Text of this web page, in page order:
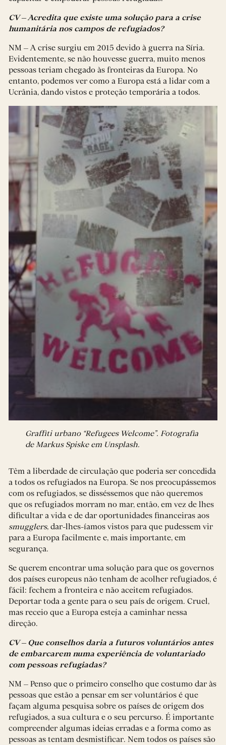
CV – Acredita que existe uma solução para a crise
humanitária nos campos de refugiados?
NM – A crise surgiu em 2015 devido à guerra na Síria.
Evidentemente, se não houvesse guerra, muito menos
pessoas teriam chegado às fronteiras da Europa. No
entanto, podemos ver como a Europa está a lidar com a
Ucrânia, dando vistos e proteção temporária a todos.
Graffiti urbano “Refugees Welcome”. Fotografia
de Markus Spiske em Unsplash.
Têm a liberdade de circulação que poderia ser concedida
a todos os refugiados na Europa. Se nos preocupássemos
com os refugiados, se disséssemos que não queremos
que os refugiados morram no mar, então, em vez de lhes
dificultar a vida e de dar oportunidades financeiras aos
smugglers, dar-lhes-íamos vistos para que pudessem vir
para a Europa facilmente e, mais importante, em
segurança.
Se querem encontrar uma solução para que os governos
dos países europeus não tenham de acolher refugiados, é
fácil: fechem a fronteira e não aceitem refugiados.
Deportar toda a gente para o seu país de origem. Cruel,
mas receio que a Europa esteja a caminhar nessa
direção.
CV – Que conselhos daria a futuros voluntários antes
de embarcarem numa experiência de voluntariado
com pessoas refugiadas?
NM – Penso que o primeiro conselho que costumo dar às
pessoas que estão a pensar em ser voluntários é que
façam alguma pesquisa sobre os países de origem dos
refugiados, a sua cultura e o seu percurso. É importante
compreender algumas ideias erradas e a forma como as
pessoas as tentam desmistificar. Nem todos os países são